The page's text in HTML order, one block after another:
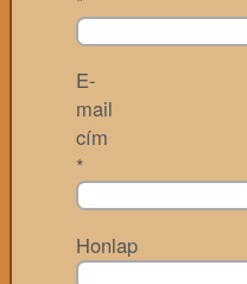
E-
mail
cím
*
Honlap